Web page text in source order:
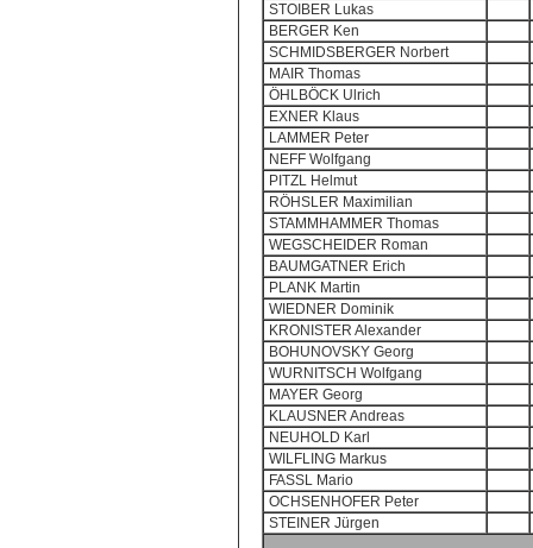
STOIBER Lukas
BERGER Ken
SCHMIDSBERGER Norbert
MAIR Thomas
ÖHLBÖCK Ulrich
EXNER Klaus
LAMMER Peter
NEFF Wolfgang
PITZL Helmut
RÖHSLER Maximilian
STAMMHAMMER Thomas
WEGSCHEIDER Roman
BAUMGATNER Erich
PLANK Martin
WIEDNER Dominik
KRONISTER Alexander
BOHUNOVSKY Georg
WURNITSCH Wolfgang
MAYER Georg
KLAUSNER Andreas
NEUHOLD Karl
WILFLING Markus
FASSL Mario
OCHSENHOFER Peter
STEINER Jürgen